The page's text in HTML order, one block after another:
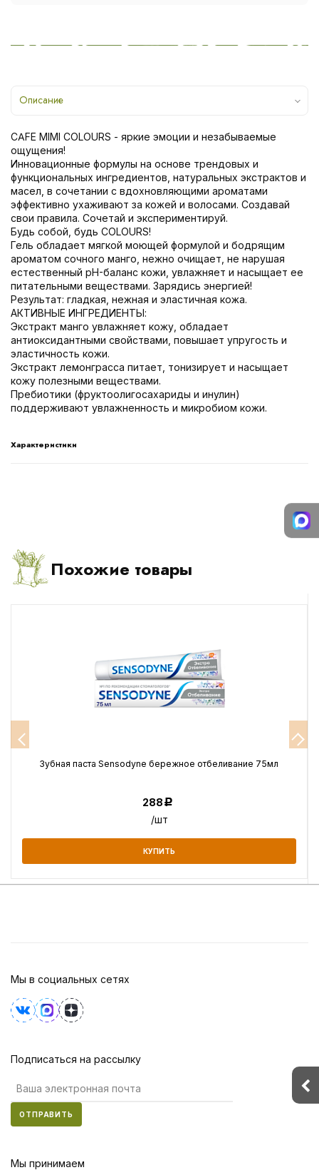
Описание
CAFE MIMI COLOURS - яркие эмоции и незабываемые
ощущения!
Инновационные формулы на основе трендовых и
функциональных ингредиентов, натуральных экстрактов и
масел, в сочетании с вдохновляющими ароматами
эффективно ухаживают за кожей и волосами. Создавай
свои правила. Сочетай и экспериментируй.
Будь собой, будь COLOURS!
Гель обладает мягкой моющей формулой и бодрящим
ароматом сочного манго, нежно очищает, не нарушая
естественный pH-баланс кожи, увлажняет и насыщает ее
питательными веществами. Зарядись энергией!
Результат: гладкая, нежная и эластичная кожа.
АКТИВНЫЕ ИНГРЕДИЕНТЫ:
Экстракт манго увлажняет кожу, обладает
антиоксидантными свойствами, повышает упругость и
эластичность кожи.
Экстракт лемонграсса питает, тонизирует и насыщает
кожу полезными веществами.
Пребиотики (фруктоолигосахариды и инулин)
поддерживают увлажненность и микробиом кожи.
Характеристики
Похожие товары
Зубная паста Sensodyne бережное отбеливание 75мл
288Р
/шт
КУПИТЬ
Мы в социальных сетях
Подписаться на рассылку
ОТПРАВИТЬ
Мы принимаем